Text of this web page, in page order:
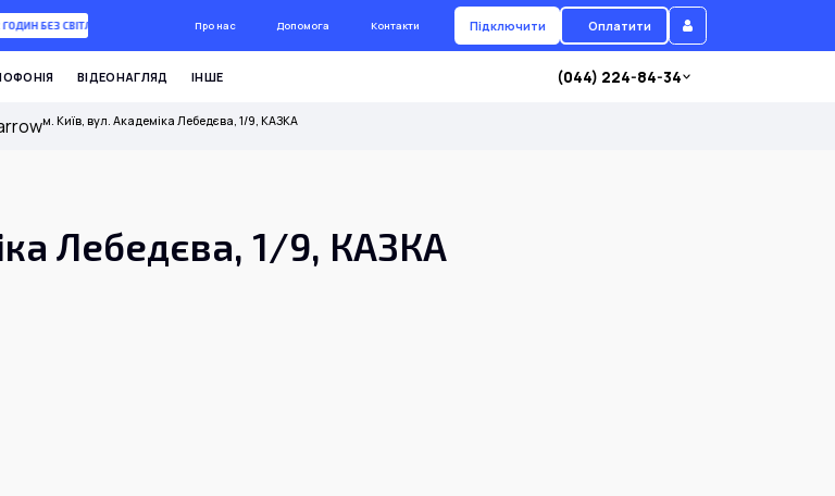
БЕЗ СВІТЛА Про нас Допомога Контакти Підключити Оплатити
ВІДЕОНАГЛЯД ІНШЕ (044) 224-84-34
м. Київ, вул. Академіка Лебедєва, 1/9, КАЗКА
Лебедєва, 1/9, КАЗКА